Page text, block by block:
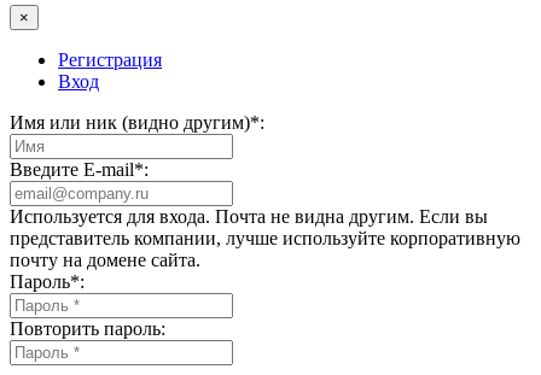
×
Регистрация
Вход
Имя или ник (видно другим)*:
Введите E-mail*:
Используется для входа. Почта не видна другим. Если вы
представитель компании, лучше используйте корпоративную
почту на домене сайта.
Пароль*:
Повторить пароль: